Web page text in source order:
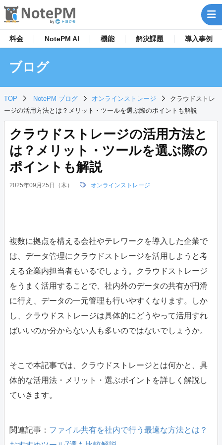
料金 NotePM AI 機能 解決課題 導入事例
ブログ
TOP NotePM ブログ オンラインストレージ
クラウドストレ
ージの活用方法とは？メリット・ツールを選ぶ際のポイントも解説
クラウドストレージの活用方法と
は？メリット・ツールを選ぶ際の
ポイントも解説
2025年09月25日（木） オンラインストレージ
複数に拠点を構える会社やテレワークを導入した企業で
は、データ管理にクラウドストレージを活用しようと考
える企業内担当者もいるでしょう。クラウドストレージ
をうまく活用することで、社内外のデータの共有が円滑
に行え、データの一元管理も行いやすくなります。しか
し、クラウドストレージは具体的にどうやって活用すれ
ばいいのか分からない人も多いのではないでしょうか。
そこで本記事では、クラウドストレージとは何かと、具
体的な活用法・メリット・選ぶポイントを詳しく解説し
ていきます。
関連記事： ファイル共有を社内で行う最適な方法とは？